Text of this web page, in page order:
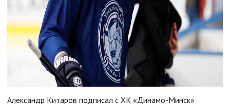
Александр Китаров подписал с ХК «Динамо-Минск»